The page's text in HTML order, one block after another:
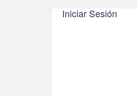
Iniciar Sesión